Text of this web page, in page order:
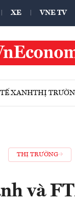
XE VNE TV
XANHTHỊ
THỊ TRƯỜNG
và